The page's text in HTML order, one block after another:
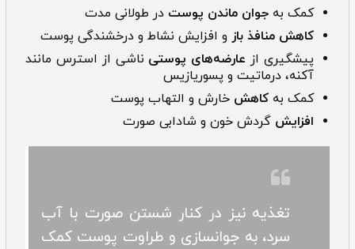
کمک به جوان‌ ماندن پوست در طولانی مدت
کاهش منافذ باز و افزایش نشاط و درخشندگی پوست
پیشگیری از عارضه‌های پوستی ناشی از استرس مانند
آکنه، درماتیت و پسوریازیس
کمک به کاهش خارش و التهاب پوست
افزایش گردش خون و شادابی صورت
تغذیه نیز در کنار شستن صورت با آب
سرد، به جوانسازی و طراوت پوست کمک